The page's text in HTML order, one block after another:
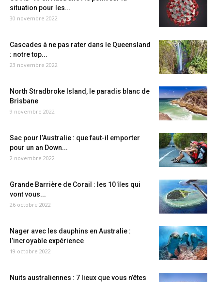
situation pour les...
30 novembre 2022
Cascades à ne pas rater dans le Queensland
: notre top...
23 novembre 2022
North Stradbroke Island, le paradis blanc de
Brisbane
9 novembre 2022
Sac pour l’Australie : que faut-il emporter
pour un an Down...
2 novembre 2022
Grande Barrière de Corail : les 10 îles qui
vont vous...
26 octobre 2022
Nager avec les dauphins en Australie :
l’incroyable expérience
19 octobre 2022
Nuits australiennes : 7 lieux que vous n’êtes